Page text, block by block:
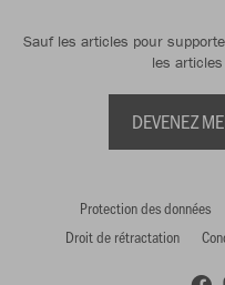
Sauf les articles pour
les
DEVENEZ
Protection des données
Droit de rétractation